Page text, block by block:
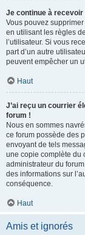
Je continue à
Vous pouvez
en utilisant les règles
l’utilisateur. Si vous
part d’un autre
peuvent empêcher un
Haut
J’ai reçu un courrier
forum !
Nous en sommes
ce forum possède des
envoyant de tels
une copie complète du
administrateur du
des informations sur
conséquence.
Haut
Amis et ignorés